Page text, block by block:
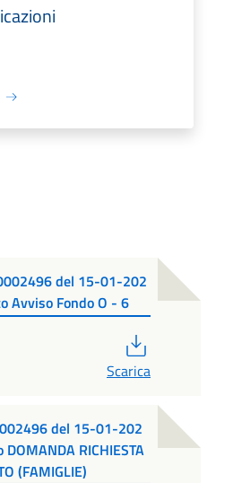
del 15-01-202
Avviso Fondo O - 6
Scarica
del 15-01-202
RICHIESTA
(FAMIGLIE)